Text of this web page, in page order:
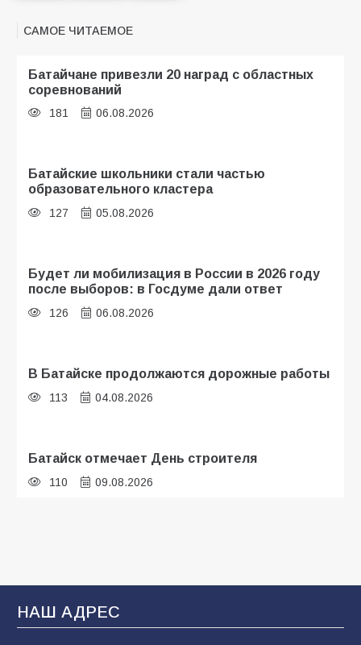
САМОЕ ЧИТАЕМОЕ
Батайчане привезли 20 наград с областных
соревнований
181 06.08.2026
Батайские школьники стали частью
образовательного кластера
127 05.08.2026
Будет ли мобилизация в России в 2026 году
после выборов: в Госдуме дали ответ
126 06.08.2026
В Батайске продолжаются дорожные работы
113 04.08.2026
Батайск отмечает День строителя
110 09.08.2026
НАШ АДРЕС